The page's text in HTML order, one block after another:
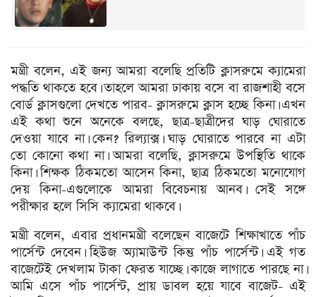
মন্ত্রী বলেন, এই জন্য আমরা বলেছি প্রতিটি ক্লাসরুমে ক্যামেরা
পদ্ধতি থাকতে হবে। তাহলে আমরা ঢাকায় বসে বা রাজশাহী বসে
বোর্ড ক্লাসগুলো দেখতে পারব- ক্লাসরুমে ক্লাস হচ্ছে কিনা। এখন
এই কথা শুনে অনেকে বলছে, ছাত্র-ছাত্রীদের ঘাড় ঘোরাতে
দেওয়া যাবে না। কেন? রিল্যাক্স। ঘাড় ঘোরাতে পারবে না এটা
তো কোনো কথা না। আমরা বলেছি, ক্লাসরুমে উপস্থিতি থাকে
কিনা। শিক্ষক ঠিকমতো আসেন কিনা, ছাত্র ঠিকমতো মনোযোগ
দেয় কিনা-এগুলোকে আমরা বিবেচনায় আনব। সেই সঙ্গে
পরীক্ষার হলে সিসি ক্যামেরা থাকবে।
মন্ত্রী বলেন, এবার প্রধানমন্ত্রী বলেছেন বাজেটে শিক্ষাখাতে পাঁচ
পার্সেন্ট দেবেন। হিউজ অ্যামাউন্ট কিন্তু পাঁচ পার্সেন্ট। এই গত
বাজেটেই দেখলাম টাকা ফেরত যাচ্ছে। কাজে লাগাতে পারছে না।
আমি এসে পাঁচ পার্সেন্ট, প্রায় ডাবল হয়ে যাবে বাজেট- এই